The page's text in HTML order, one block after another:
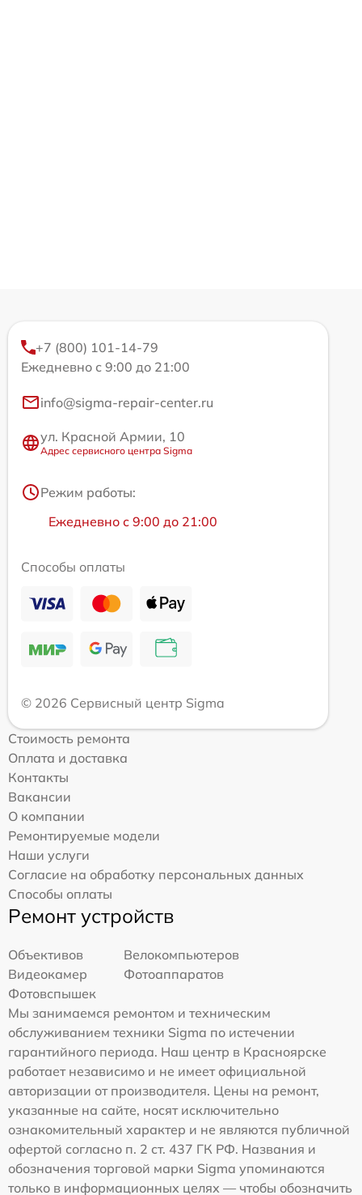
+7 (800) 101-14-79
Ежедневно с 9:00 до 21:00
info@sigma-repair-center.ru
ул. Красной Армии, 10
Адрес сервисного центра Sigma
Режим работы:
Ежедневно с 9:00 до 21:00
Способы оплаты
© 2026 Сервисный центр Sigma
Стоимость ремонта
Оплата и доставка
Контакты
Вакансии
О компании
Ремонтируемые модели
Наши услуги
Согласие на обработку персональных данных
Способы оплаты
Ремонт устройств
Объективов
Велокомпьютеров
Видеокамер
Фотоаппаратов
Фотовспышек
Мы занимаемся ремонтом и техническим
обслуживанием техники Sigma по истечении
гарантийного периода. Наш центр в Красноярске
работает независимо и не имеет официальной
авторизации от производителя. Цены на ремонт,
указанные на сайте, носят исключительно
ознакомительный характер и не являются публичной
офертой согласно п. 2 ст. 437 ГК РФ. Названия и
обозначения торговой марки Sigma упоминаются
только в информационных целях — чтобы обозначить